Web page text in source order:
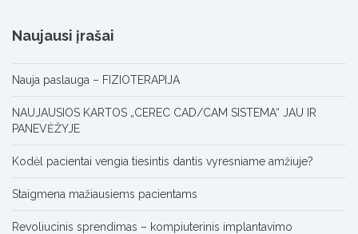
Naujausi įrašai
Nauja paslauga – FIZIOTERAPIJA
NAUJAUSIOS KARTOS „CEREC CAD/CAM SISTEMA“ JAU IR
PANEVĖŽYJE
Kodėl pacientai vengia tiesintis dantis vyresniame amžiuje?
Staigmena mažiausiems pacientams
Revoliucinis sprendimas – kompiuterinis implantavimo